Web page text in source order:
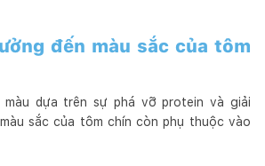
đến màu sắc của tôm
dựa trên sự phá vỡ protein và giải
sắc của tôm chín còn phụ thuộc vào